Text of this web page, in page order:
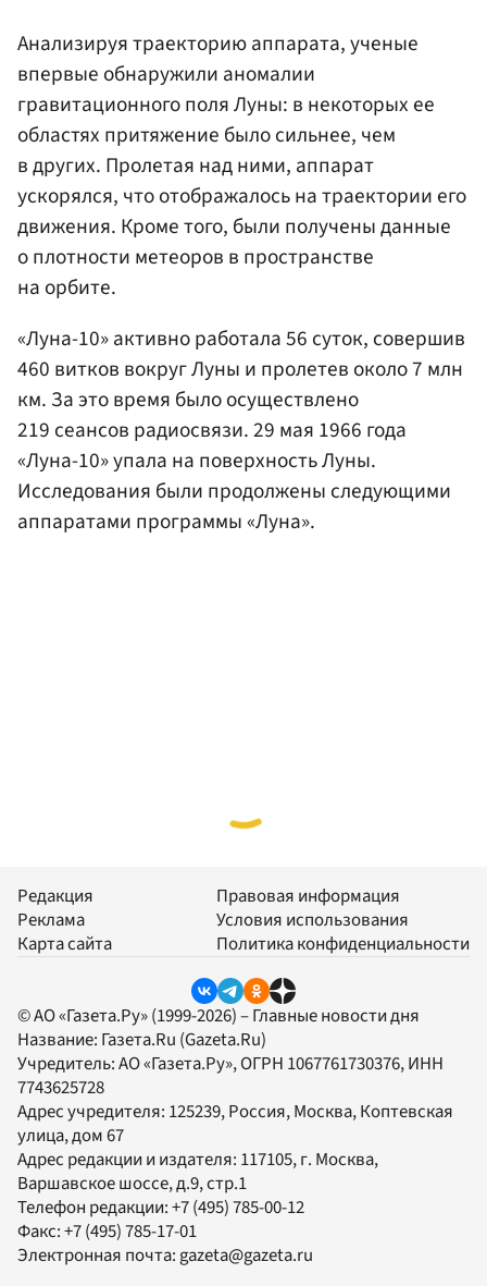
Анализируя траекторию аппарата, ученые
впервые обнаружили аномалии
гравитационного поля Луны: в некоторых ее
областях притяжение было сильнее, чем
в других. Пролетая над ними, аппарат
ускорялся, что отображалось на траектории его
движения. Кроме того, были получены данные
о плотности метеоров в пространстве
на орбите.
«Луна-10» активно работала 56 суток, совершив
460 витков вокруг Луны и пролетев около 7 млн
км. За это время было осуществлено
219 сеансов радиосвязи. 29 мая 1966 года
«Луна-10» упала на поверхность Луны.
Исследования были продолжены следующими
аппаратами программы «Луна».
Редакция
Реклама
Карта сайта
Правовая информация
Условия использования
Политика конфиденциальности
© АО «Газета.Ру» (1999-2026) – Главные новости дня
Название: Газета.Ru (Gazeta.Ru)
Учредитель:АО «Газета.Ру», ОГРН 1067761730376, ИНН
7743625728
Адрес учредителя: 125239, Россия, Москва, Коптевская
улица, дом 67
Адрес редакции и издателя: 117105, г. Москва,
Варшавское шоссе, д.9, стр.1
Телефон редакции:+7 (495) 785-00-12
Факс:+7 (495) 785-17-01
Электронная почта:gazeta@gazeta.ru